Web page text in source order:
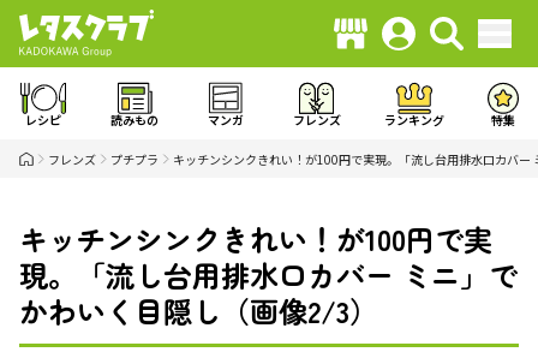
レシピ 読みもの マンガ フレンズ ランキング 特集
フレンズ プチプラ キッチンシンクきれい！が100円で実現。「流し台用排水口カバー
キッチンシンクきれい！が100円で実
現。「流し台用排水口カバー ミニ」で
かわいく目隠し（画像2/3）